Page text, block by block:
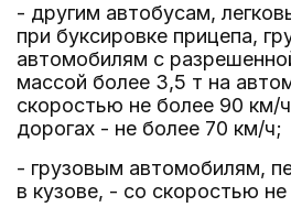
- другим автобусам,
при буксировке прицепа,
автомобилям с
массой более 3,5 т на
скоростью не более 90 км/
дорогах - не более 70 км/ч;
- грузовым автомобилям,
в кузове, - со скоростью